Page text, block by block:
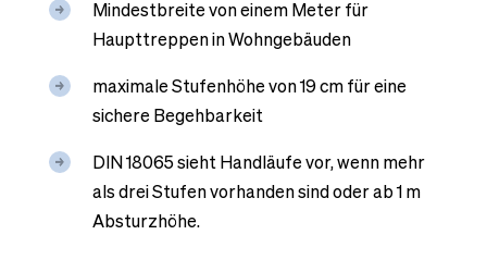
Mindestbreite von einem Meter für
Haupttreppen in Wohngebäuden
maximale Stufenhöhe von 19 cm für eine
sichere Begehbarkeit
DIN 18065 sieht Handläufe vor, wenn mehr
als drei Stufen vorhanden sind oder ab 1 m
Absturzhöhe.